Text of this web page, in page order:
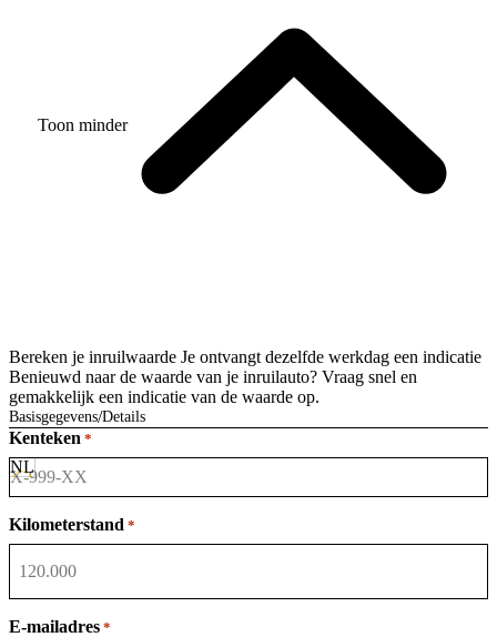
Toon minder
Bereken je inruilwaarde Je ontvangt dezelfde werkdag een indicatie
Benieuwd naar de waarde van je inruilauto? Vraag snel en
gemakkelijk een indicatie van de waarde op.
Basisgegevens Details
Kenteken *
Kilometerstand *
E-mailadres *